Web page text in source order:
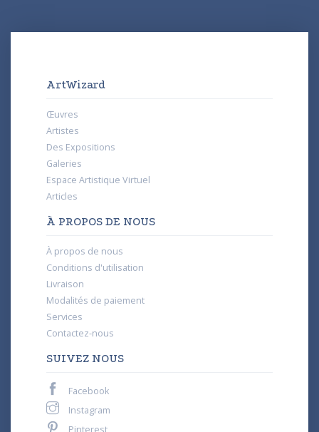
ArtWizard
Œuvres
Artistes
Des Expositions
Galeries
Espace Artistique Virtuel
Articles
À PROPOS DE NOUS
À propos de nous
Conditions d'utilisation
Livraison
Modalités de paiement
Services
Contactez-nous
SUIVEZ NOUS
Facebook
Instagram
Pinterest